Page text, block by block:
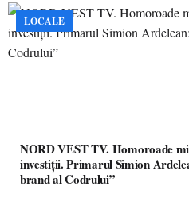
LOCALE
NORD VEST TV. Homoroade
investiții. Primarul Simion Ardelean: „Oțeloaia rămâne un
brand al Codrului”